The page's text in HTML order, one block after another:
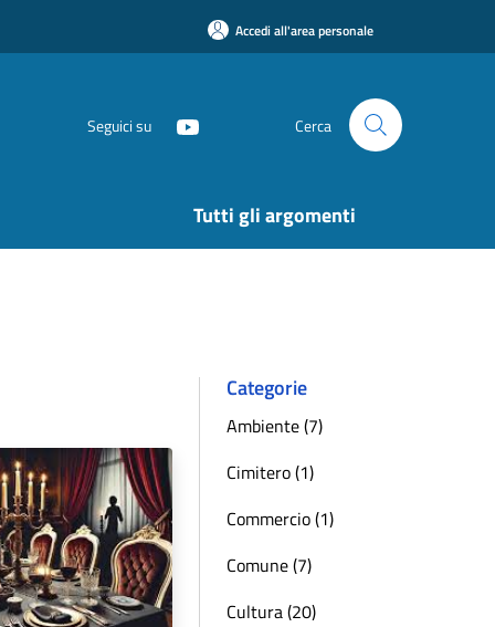
Accedi all'area personale
Seguici su Cerca
Tutti gli argomenti
Categorie
Ambiente (7)
Cimitero (1)
Commercio (1)
Comune (7)
Cultura (20)